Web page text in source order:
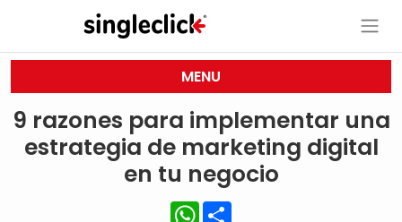
MENU
9 razones para implementar una
estrategia de marketing digital
en tu negocio
WhatsApp